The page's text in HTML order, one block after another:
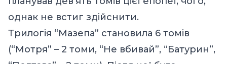
однак не встиг здійснити.
Трилогія “Мазепа” становила 6 томів
(“Мотря” – 2 томи, “Не вбивай”, “Батурин”,